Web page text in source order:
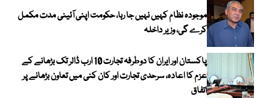
موجودہ نظام کہیں نہیں جا رہا، حکومت اپنی آئینی مدت مکمل
کرے گی، وزیر داخلہ
پاکستان اور ایران کا دوطرفہ تجارت 10 ارب ڈالر تک بڑھانے کے
عزم کا اعادہ، سرحدی تجارت اور کان کنی میں تعاون بڑھانے پر
اتفاق